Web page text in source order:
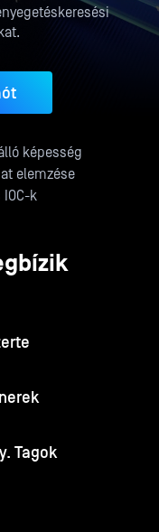
képesség
elemzése
k
Tagok